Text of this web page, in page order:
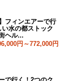
フィンエアーで行
水の都ストック
ヘル...
円～772,000円